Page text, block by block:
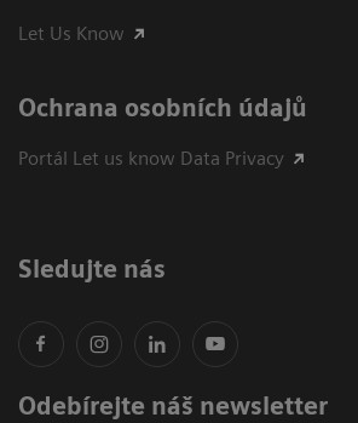
Let Us Know
Ochrana osobních údajů
Portál Let us know Data Privacy
Sledujte nás
Odebírejte náš newsletter